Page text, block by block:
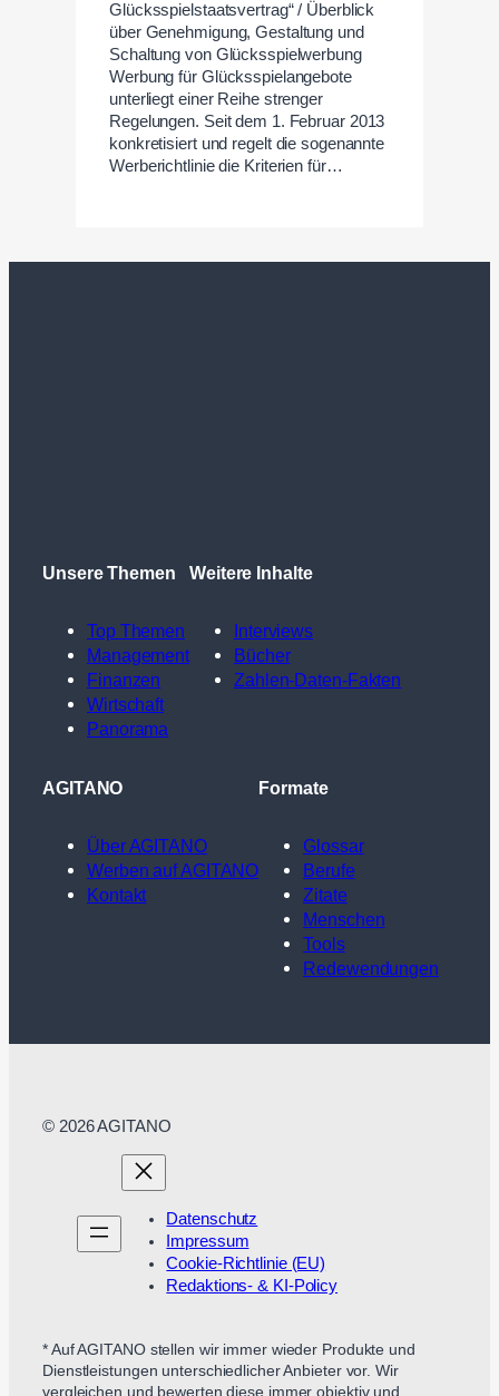
Glücksspielstaatsvertrag“ / Überblick
über Genehmigung, Gestaltung und
Schaltung von Glücksspielwerbung
Werbung für Glücksspielangebote
unterliegt einer Reihe strenger
Regelungen. Seit dem 1. Februar 2013
konkretisiert und regelt die sogenannte
Werberichtlinie die Kriterien für…
Unsere Themen
Top Themen
Management
Finanzen
Wirtschaft
Panorama
Weitere Inhalte
Interviews
Bücher
Zahlen-Daten-Fakten
AGITANO
Über AGITANO
Werben auf AGITANO
Kontakt
Formate
Glossar
Berufe
Zitate
Menschen
Tools
Redewendungen
© 2026 AGITANO
Datenschutz
Impressum
Cookie-Richtlinie (EU)
Redaktions- & KI-Policy
* Auf AGITANO stellen wir immer wieder Produkte und
Dienstleistungen unterschiedlicher Anbieter vor. Wir
vergleichen und bewerten diese immer objektiv und